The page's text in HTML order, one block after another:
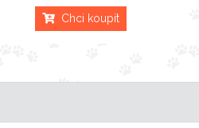
Chci koupit